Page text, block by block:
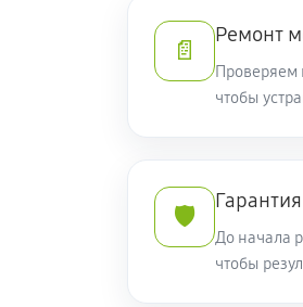
📄
Ремонт
Проверяем
чтобы
🛡️
До начала
чтобы